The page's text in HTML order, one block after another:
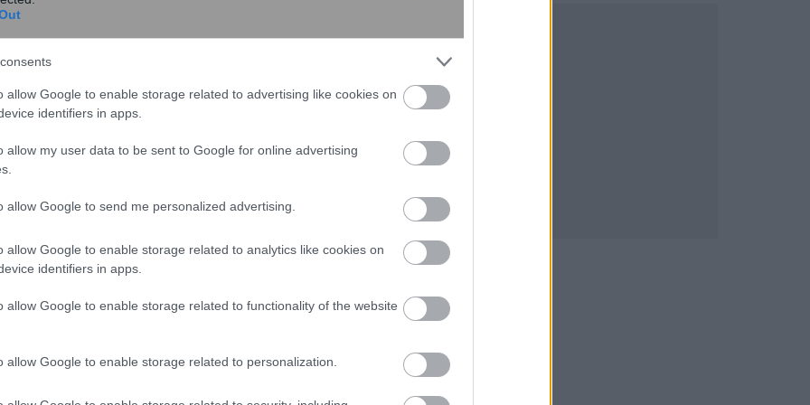
allow Google to enable storage related to advertising like cookies on
identifiers in apps.
allow my user data to be sent to Google for online advertising
allow Google to send me personalized advertising.
allow Google to enable storage related to analytics like cookies on
identifiers in apps.
allow Google to enable storage related to functionality of the website
allow Google to enable storage related to personalization.
Σε δημοπρασία εντόκων γραμματίων εξάμηνης
πρόκειτ...
ΟΔΔΗΧ: Άντλησε 813 εκατ.ευρώ με
μειωμένο επιτόκιο
Το ποσό των 813 εκατ. ευρώ άντλησε το
Ελληνικό Δημόσιο από τη σημερινή δημοπρασία